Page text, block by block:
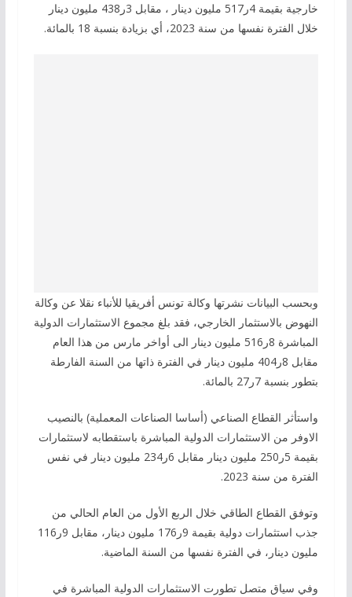
خارجية بقيمة 4ر517 مليون دينار ، مقابل 3ر438 مليون دينار
خلال الفترة نفسها من سنة 2023، أي بزيادة بنسبة 18 بالمائة.
وبحسب البيانات نشرتها وكالة تونس أفريقيا للأنباء نقلا عن وكالة
النهوض بالاستثمار الخارجي، فقد بلغ مجموع الاستثمارات الدولية
المباشرة 8ر516 مليون دينار الى أواخر مارس من هذا العام
مقابل 8ر404 مليون دينار في الفترة ذاتها من السنة الفارطة
بتطور بنسبة 7ر27 بالمائة.
واستأثر القطاع الصناعي (أساسا الصناعات المعملية) بالنصيب
الاوفر من الاستثمارات الدولية المباشرة باستقطابه لاستثمارات
بقيمة 5ر250 مليون دينار مقابل 6ر234 مليون دينار في نفس
الفترة من سنة 2023.
وتوفق القطاع الطاقي خلال الربع الأول من العام الحالي من
جذب استثمارات دولية بقيمة 9ر176 مليون دينار، مقابل 9ر116
مليون دينار، في الفترة نفسها من السنة الماضية.
وفي سياق متصل تطورت الاستثمارات الدولية المباشرة في